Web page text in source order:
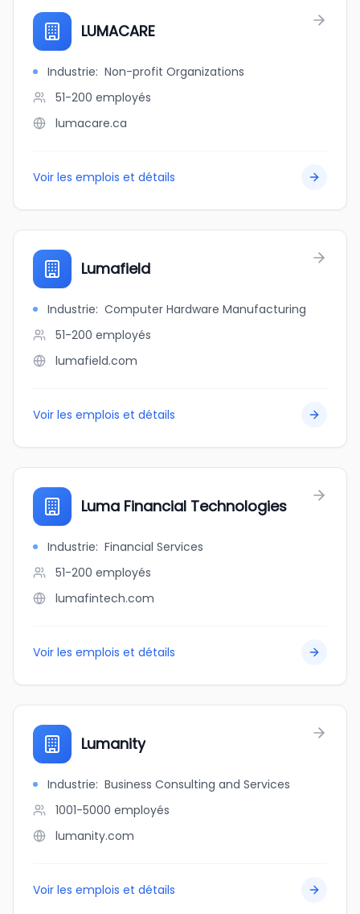
LUMACARE
Industrie: Non-profit Organizations
51-200 employés
lumacare.ca
Voir les emplois et détails
Lumafield
Industrie: Computer Hardware Manufacturing
51-200 employés
lumafield.com
Voir les emplois et détails
Luma Financial Technologies
Industrie: Financial Services
51-200 employés
lumafintech.com
Voir les emplois et détails
Lumanity
Industrie: Business Consulting and Services
1001-5000 employés
lumanity.com
Voir les emplois et détails